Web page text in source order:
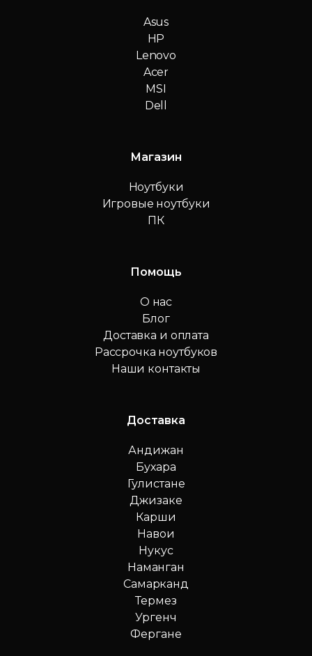
Asus
HP
Lenovo
Acer
MSI
Dell
Магазин
Ноутбуки
Игровые ноутбуки
ПК
Помощь
О нас
Блог
Доставка и оплата
Рассрочка ноутбуков
Наши контакты
Доставка
Андижан
Бухара
Гулистане
Джизаке
Карши
Навои
Нукус
Наманган
Самарканд
Термез
Ургенч
Фергане